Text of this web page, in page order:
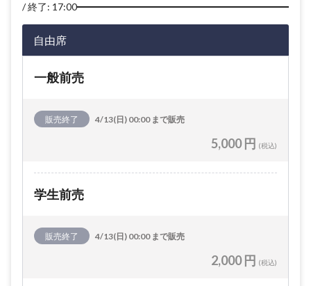
終了: 17:00
自由席
一般前売
販売終了 4/13(日) 00:00 まで販売
5,000 円 (税込)
学生前売
販売終了 4/13(日) 00:00 まで販売
2,000 円 (税込)